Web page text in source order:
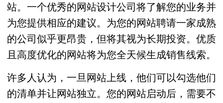
站。一个优秀的网站设计公司将了解您的业务并
为您提供相应的建议。为您的网站聘请一家成熟
的公司似乎更昂贵，但将其视为长期投资。优质
且高度优化的网站将为您全天候生成销售线索。
许多人认为，一旦网站上线，他们可以勾选他们
的清单并让网站独立。您的网站启动后，需要不